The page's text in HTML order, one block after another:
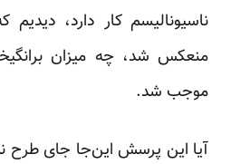
ناسیونالیسم کار دارد،
منعکس شد، چه میزان
موجب شد.
آیا این پرسش این‌جا جای طرح